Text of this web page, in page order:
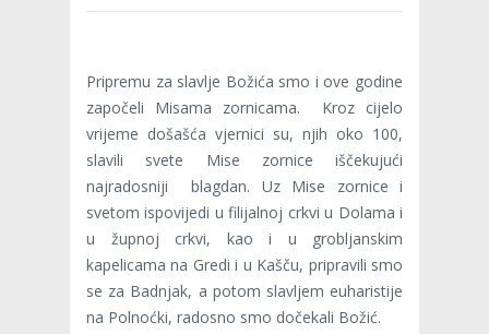
Pripremu za slavlje Božića smo i ove godine
započeli Misama zornicama. Kroz cijelo
vrijeme došašća vjernici su, njih oko 100,
slavili svete Mise zornice iščekujući
najradosniji blagdan. Uz Mise zornice i
svetom ispovijedi u filijalnoj crkvi u Dolama i
u župnoj crkvi, kao i u grobljanskim
kapelicama na Gredi i u Kašču, pripravili smo
se za Badnjak, a potom slavljem euharistije
na Polnoćki, radosno smo dočekali Božić.